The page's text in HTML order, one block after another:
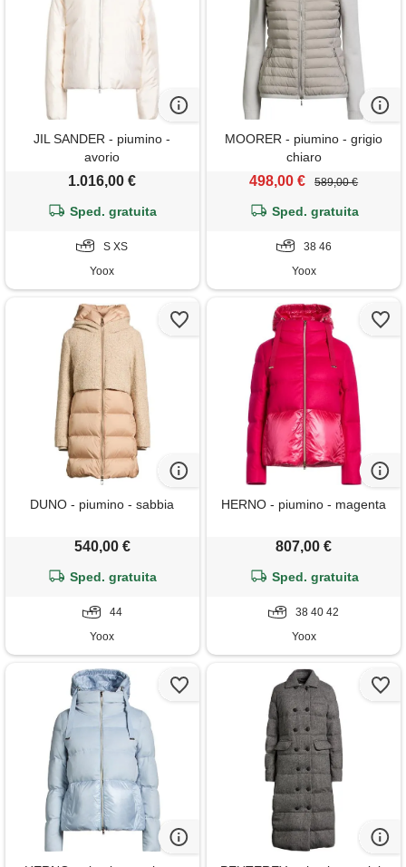
JIL SANDER - piumino -
avorio
1.016,00 €
Sped. gratuita
S XS
Yoox
MOORER - piumino - grigio
chiaro
498,00 € 589,00 €
Sped. gratuita
38 46
Yoox
DUNO - piumino - sabbia
540,00 €
Sped. gratuita
44
Yoox
HERNO - piumino - magenta
807,00 €
Sped. gratuita
38 40 42
Yoox